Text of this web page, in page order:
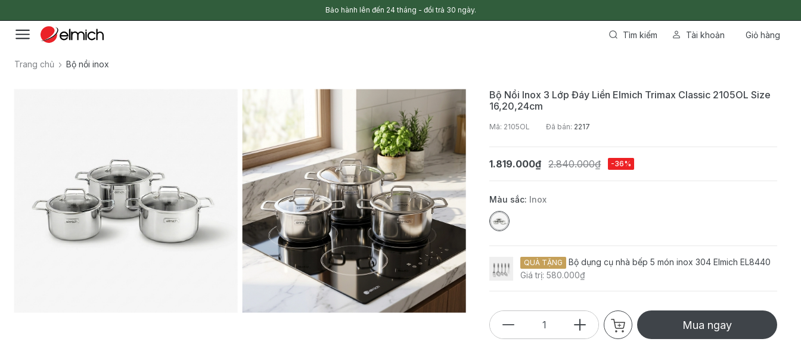
Bảo hành lên đến 24 tháng - đổi trả 30 ngày.
Tìm kiếm Tài khoản Giỏ hàng
Trang chủ Bộ nồi inox
Bộ Nồi Inox 3 Lớp Đáy Liền Elmich Trimax Classic 2105OL Size
16,20,24cm
Mã: 2105OL Đã bán: 2217
1.819.000₫ 2.840.000₫ -36%
Màu sắc: Inox
QUÀ TẶNG
Bộ dụng cụ nhà bếp 5 món inox 304 Elmich EL8440
Giá trị: 580.000₫
Mua ngay